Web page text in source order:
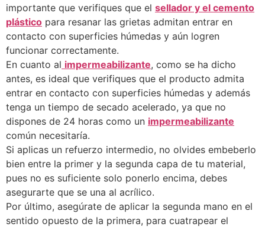
importante que verifiques que el sellador y el cemento
plástico para resanar las grietas admitan entrar en
contacto con superficies húmedas y aún logren
funcionar correctamente.
En cuanto al impermeabilizante, como se ha dicho
antes, es ideal que verifiques que el producto admita
entrar en contacto con superficies húmedas y además
tenga un tiempo de secado acelerado, ya que no
dispones de 24 horas como un impermeabilizante
común necesitaría.
Si aplicas un refuerzo intermedio, no olvides embeberlo
bien entre la primer y la segunda capa de tu material,
pues no es suficiente solo ponerlo encima, debes
asegurarte que se una al acrílico.
Por último, asegúrate de aplicar la segunda mano en el
sentido opuesto de la primera, para cuatrapear el